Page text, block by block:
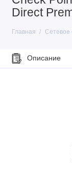
Direct
Главная Сетевое
Описание